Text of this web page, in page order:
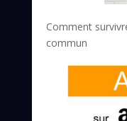
Comment
commun